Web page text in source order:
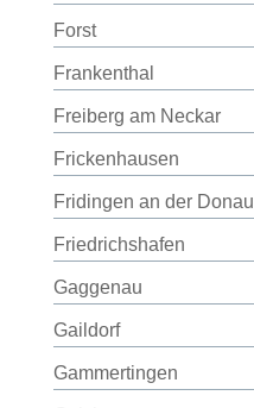
Forst
Frankenthal
Freiberg am Neckar
Frickenhausen
Fridingen an der Donau
Friedrichshafen
Gaggenau
Gaildorf
Gammertingen